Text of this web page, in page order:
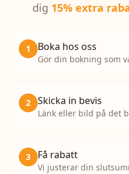
dig 15% extra
1 Boka hos oss
Gör din bokning som
2 Skicka in bevis
Länk eller bild på det
3 Få rabatt
Vi justerar din